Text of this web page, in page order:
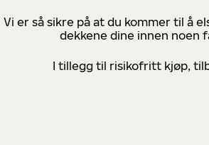
Vi er så sikre på at du kommer til å
dekkene dine innen noen
I tillegg til risikofritt kjøp,